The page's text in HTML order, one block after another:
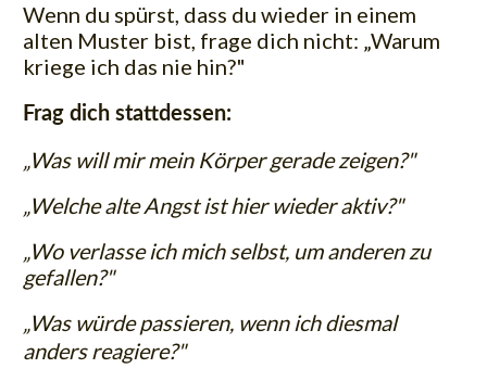
Wenn du spürst, dass du wieder in einem
alten Muster bist, frage dich nicht: „Warum
kriege ich das nie hin?"
Frag dich stattdessen:
„Was will mir mein Körper gerade zeigen?"
„Welche alte Angst ist hier wieder aktiv?"
„Wo verlasse ich mich selbst, um anderen zu
gefallen?"
„Was würde passieren, wenn ich diesmal
anders reagiere?"